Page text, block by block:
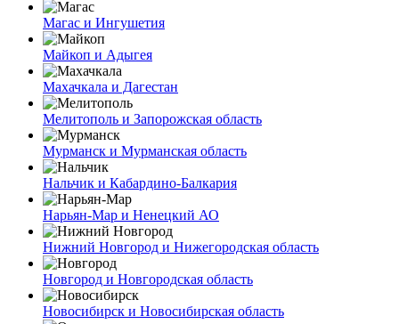
Магас и Ингушетия
Майкоп и Адыгея
Махачкала и Дагестан
Мелитополь и Запорожская область
Мурманск и Мурманская область
Нальчик и Кабардино-Балкария
Нарьян-Мар и Ненецкий АО
Нижний Новгород и Нижегородская область
Новгород и Новгородская область
Новосибирск и Новосибирская область